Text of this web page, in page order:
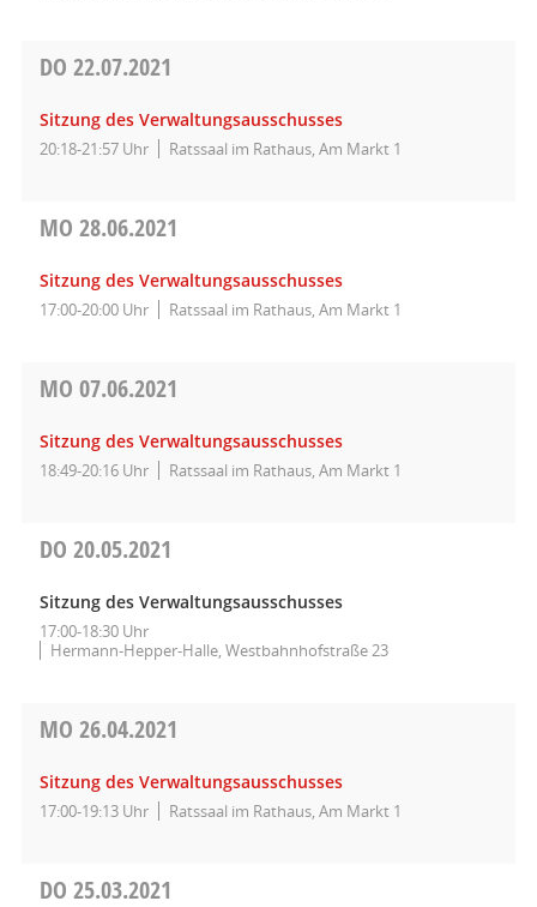
DO 22.07.2021
Sitzung des Verwaltungsausschusses
20:18-21:57 Uhr Ratssaal im Rathaus, Am Markt 1
MO 28.06.2021
Sitzung des Verwaltungsausschusses
17:00-20:00 Uhr Ratssaal im Rathaus, Am Markt 1
MO 07.06.2021
Sitzung des Verwaltungsausschusses
18:49-20:16 Uhr Ratssaal im Rathaus, Am Markt 1
DO 20.05.2021
Sitzung des Verwaltungsausschusses
17:00-18:30 Uhr
Hermann-Hepper-Halle, Westbahnhofstraße 23
MO 26.04.2021
Sitzung des Verwaltungsausschusses
17:00-19:13 Uhr Ratssaal im Rathaus, Am Markt 1
DO 25.03.2021